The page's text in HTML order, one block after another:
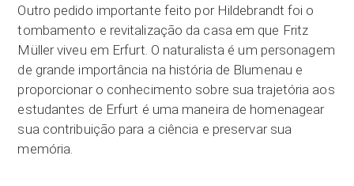
Outro pedido importante feito por Hildebrandt foi o
tombamento e revitalização da casa em que Fritz
Müller viveu em Erfurt. O naturalista é um personagem
de grande importância na história de Blumenau e
proporcionar o conhecimento sobre sua trajetória aos
estudantes de Erfurt é uma maneira de homenagear
sua contribuição para a ciência e preservar sua
memória.